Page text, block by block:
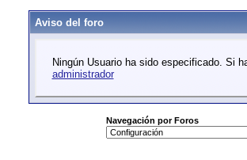
Aviso del foro
Ningún Usuario ha sido especificado. Si
administrador
Navegación por Foros